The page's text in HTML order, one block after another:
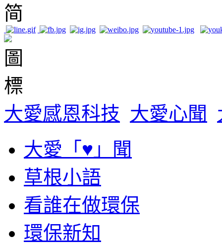
简
大愛感恩科技 大愛心聞
大愛「♥」聞
草根小語
看誰在做環保
環保新知